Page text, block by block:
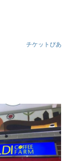
チケットぴあ